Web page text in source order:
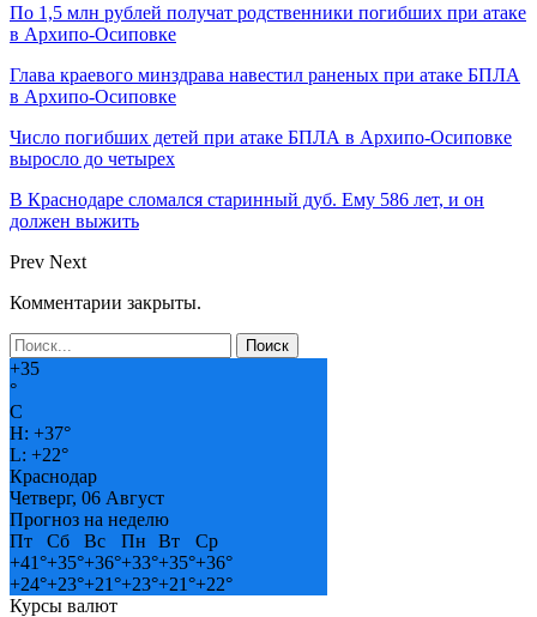
По 1,5 млн рублей получат родственники погибших при атаке
в Архипо-Осиповке
Глава краевого минздрава навестил раненых при атаке БПЛА
в Архипо-Осиповке
Число погибших детей при атаке БПЛА в Архипо-Осиповке
выросло до четырех
В Краснодаре сломался старинный дуб. Ему 586 лет, и он
должен выжить
Prev Next
Комментарии закрыты.
+35
°
C
H: +37°
L: +22°
Краснодар
Четверг, 06 Август
Прогноз на неделю
Пт
Сб Вс Пн Вт
Ср
+41°+35°+36°+33°+35°+36°
+24°+23°+21°+23°+21°+22°
Курсы валют